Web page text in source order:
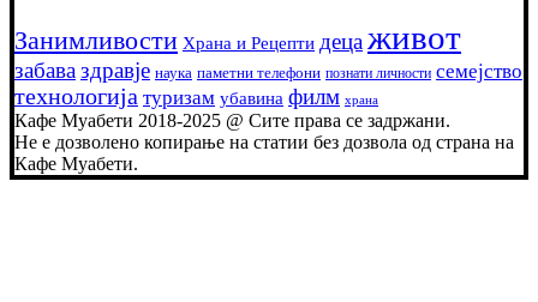
Занимливости Храна и Рецепти децаживот
забава здравје наука паметни телефони познати личности семејство
технологија туризам убавина филм храна
Кафе Муабети 2018-2025 @ Сите права се задржани.
Не е дозволено копирање на статии без дозвола од страна на
Кафе Муабети.